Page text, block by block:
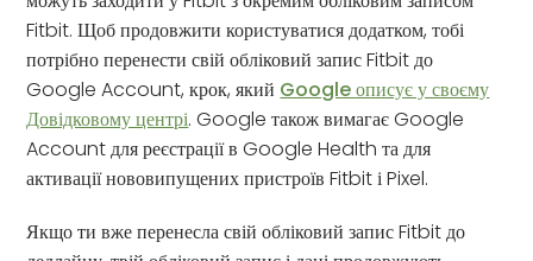
Fitbit. Щоб продовжити користуватися додатком, тобі
потрібно перенести свій обліковий запис Fitbit до
Google Account, крок, який Google описує у своєму
Довідковому центрі. Google також вимагає Google
Account для реєстрації в Google Health та для
активації нововипущених пристроїв Fitbit і Pixel.
Якщо ти вже перенесла свій обліковий запис Fitbit до